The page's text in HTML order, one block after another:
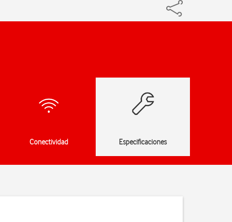
Conectividad Especificaciones